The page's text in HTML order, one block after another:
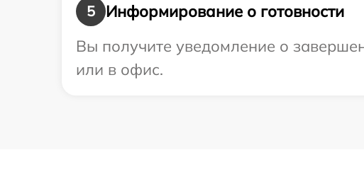
5
Информирование о готовности
Вы получите уведомление о
или в офис.